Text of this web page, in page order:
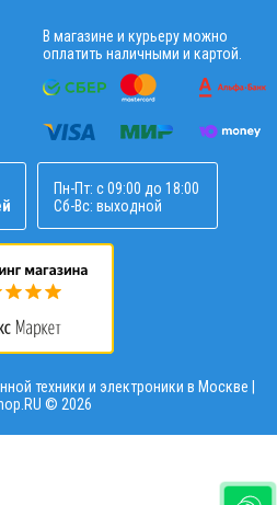
В магазине и курьеру можно
оплатить наличными и картой.
Пн-Пт: с 09:00 до 18:00
Сб-Вс: выходной
техники и электроники в Москве |
© 2026